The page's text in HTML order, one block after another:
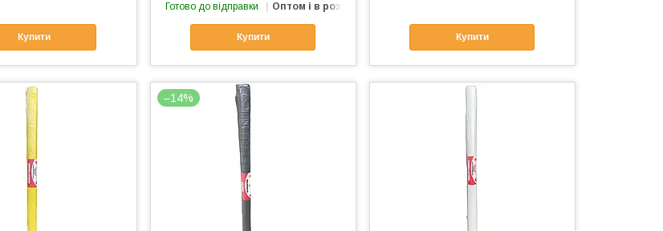
Купити
Готово до відправки Оптом і в роздріб
Купити Купити
–14%